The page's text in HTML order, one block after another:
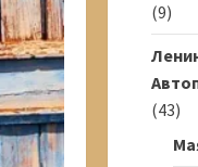
(9)
(43)